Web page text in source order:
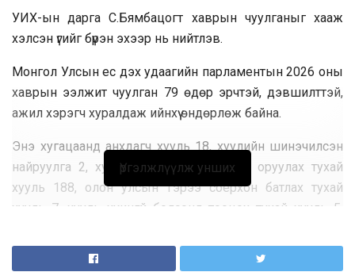
УИХ-ын дарга С.Бямбацогт хаврын чуулганыг хааж
хэлсэн үгийг бүрэн эхээр нь нийтлэв.
Монгол Улсын ес дэх удаагийн парламентын 2026 оны
хаврын ээлжит чуулган 79 өдөр эрчтэй, дэвшилттэй,
ажил хэрэгч хуралдаж ийнхүү өндөрлөж байна.
Энэ хугацаанд анхдагч хууль 18, хуулийн шинэчилсэн
найруулга 2, хуульд нэмэлт, өөрчлөлт оруулах тухай
хууль 188, олон улсын гэрээ соёрхон батлах тухай
хууль 7, хууль хүчингүй болсонд тооцох тухай хууль 5,
Улсын Их Хурлын бүрэн эрх, сонгуульт хугацаа ид
Үргэлжлүүлж унших